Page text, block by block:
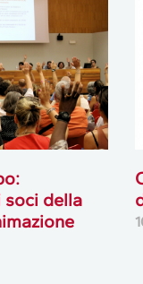
soci della